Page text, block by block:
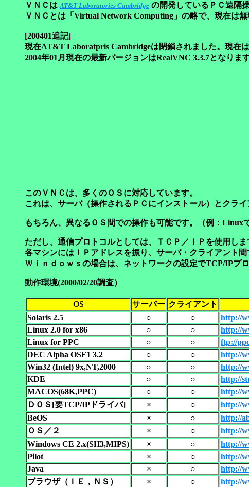
ＶＮＣは AT&T Laboratories Cambridge の開発しているＰＣ遠隔
ＶＮＣとは「 Virtual Network Computing 」の略で、現在は
[200401追記]
現在AT&T Laboratpris Cambridgeは閉鎖されました。現在
2004年01月現在の最新バージョンはRealVNC 3.3.7となり
このＶＮＣは、多くのＯＳに対応しています。
これは、サーバ（操作されるＰＣにインストール）とクラ
もちろん、異なるＯＳ間での操作も可能です。（例：Linux
ただし、通信プロトコルとしては、ＴＣＰ／ＩＰを使用しま
各マシンにはＩＰアドレスを振り、サーバ・クライアント間
Ｗｉｎｄｏｗｓの場合は、ネットワークの設定でTCP/IPプ
動作環境(2000/02/20調査）
OS サーバー クライアント
Solaris 2.5
○ ○
http://
Linux 2.0 for x86
○ ○
http://
Linux for PPC
○ ○ ftp://
DEC Alpha OSF1 3.2
○ ○
http://
Win32 (Intel) 9x,NT,2000
○ ○
http://
KDE
○ ○
http://
MACOS(68K,PPC)
○ ○
http://
ＤＯＳ[要TCP/IPドライバ]
× ○
http://
BeOS
× ○
http://
ＯＳ／２
× ○
http://
Windows CE 2.x(SH3,MIPS)
× ○
http://
Pilot
× ○
http://
Java
× ○
http://
ブラウザ（ＩＥ，ＮＳ）
× ○ http://